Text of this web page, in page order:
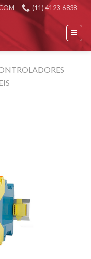
(11) 4123-6838